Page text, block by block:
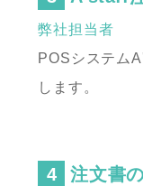
弊社担当者
POSシステム
します。
注文書